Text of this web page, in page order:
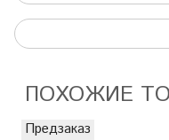
ПОХОЖИЕ
Предзаказ